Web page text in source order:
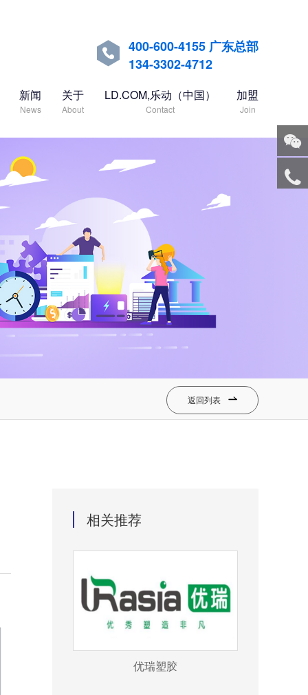

400-600-4155 广东总部
134-3302-4712
新闻
News
关于
About
LD.COM,乐动（中国）
Contact
加盟
Join
返回列表 
相关推荐
优瑞塑胶
微信